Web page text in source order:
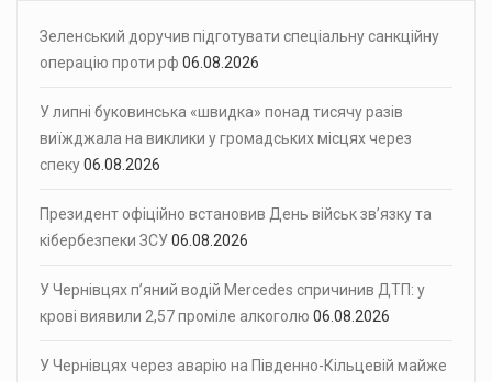
Зеленський доручив підготувати спеціальну санкційну
операцію проти рф 06.08.2026
У липні буковинська «швидка» понад тисячу разів
виїжджала на виклики у громадських місцях через
спеку06.08.2026
Президент офіційно встановив День військ зв’язку та
кібербезпеки ЗСУ06.08.2026
У Чернівцях п’яний водій Mercedes спричинив ДТП: у
крові виявили 2,57 проміле алкоголю 06.08.2026
У Чернівцях через аварію на Південно-Кільцевій майже